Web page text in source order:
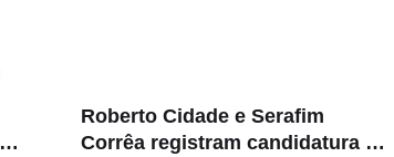
Roberto Cidade e Serafim
Corrêa registram candidatura à